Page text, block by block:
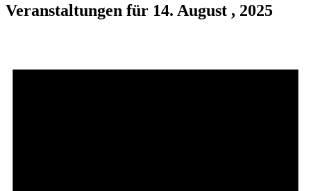
Veranstaltungen für 14. August , 2025